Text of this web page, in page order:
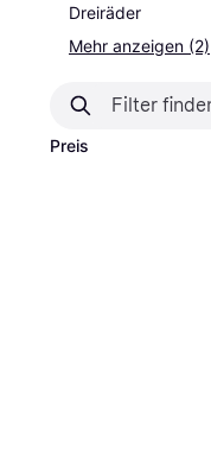
Dreiräder
Mehr anzeigen (2)
Preis